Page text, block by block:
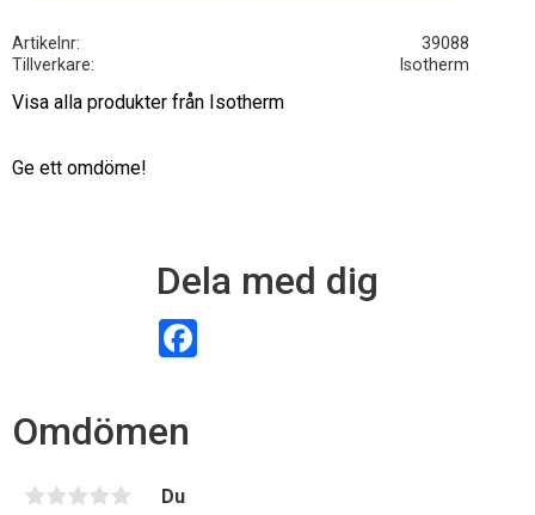
Artikelnr
39088
Tillverkare
Isotherm
Visa alla produkter från Isotherm
Ge ett omdöme!
Dela med dig
Omdömen
Du